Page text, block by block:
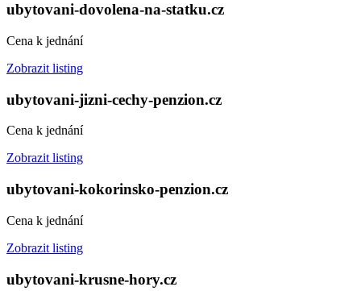
ubytovani-dovolena-na-statku.cz
Cena k jednání
Zobrazit listing
ubytovani-jizni-cechy-penzion.cz
Cena k jednání
Zobrazit listing
ubytovani-kokorinsko-penzion.cz
Cena k jednání
Zobrazit listing
ubytovani-krusne-hory.cz